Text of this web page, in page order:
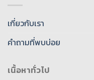
เกี่ยวกับเรา
คำถามที่พบบ่อย
เนื้อหาทั่วไป